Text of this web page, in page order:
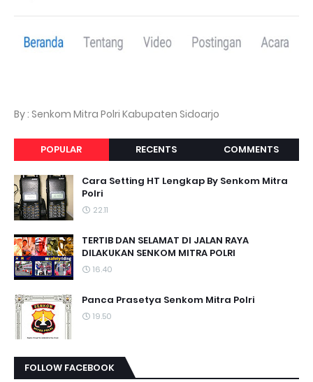
By : Senkom Mitra Polri Kabupaten Sidoarjo
POPULAR RECENTS COMMENTS
Cara Setting HT Lengkap By Senkom Mitra
Polri
22.11
TERTIB DAN SELAMAT DI JALAN RAYA
DILAKUKAN SENKOM MITRA POLRI
16.40
Panca Prasetya Senkom Mitra Polri
19.50
FOLLOW FACEBOOK